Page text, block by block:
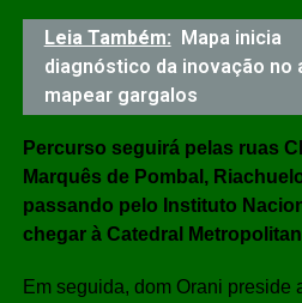
Leia Também: Mapa inicia
diagnóstico da inovação no
mapear gargalos
Percurso seguirá pelas ruas
Marquês de Pombal,
passando pelo Instituto
chegar à Catedral
Em seguida, dom Orani preside